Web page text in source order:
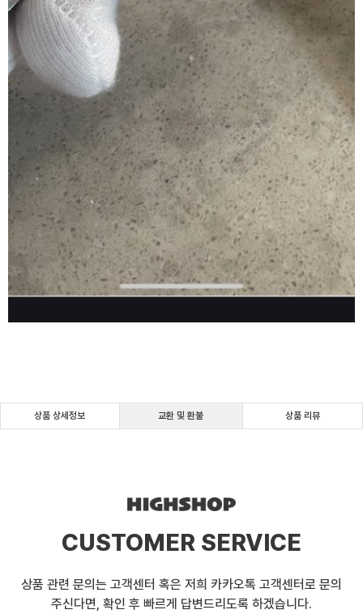
상품 상세정보 교환 및 환불 상품 리뷰
CUSTOMER SERVICE
상품 관련 문의는 고객센터 혹은 저희 카카오톡 고객센터로 문의
주신다면, 확인 후 빠르게 답변드리도록 하겠습니다.